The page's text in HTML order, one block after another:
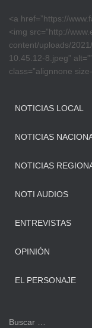
<a href=”https://
<img src=”http://
content/uploads/
10.45.12-8.jpeg”
class=”alignnone
NOTICIAS LOCAL
NOTICIAS
NOTICIAS
NOTI AUDIOS
ENTREVISTAS
OPINIÓN
EL PERSONAJE
B
Buscar …